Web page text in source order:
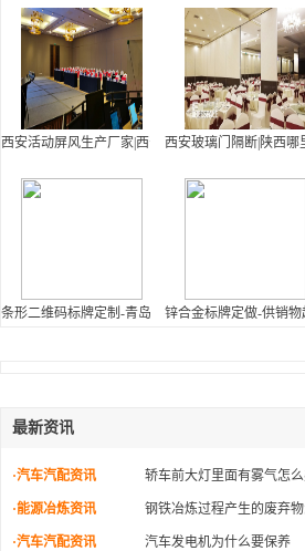
西安活动屏风生产厂家|西安物超所值的活动隔断
西安玻璃门隔断|陕西
条形二维码标牌定制-青岛百利标牌供应质量好的条
锌合金标牌定做-供销
最新资讯
·汽车汽配资讯 轿车前大灯里面有雾气怎
·能源冶炼资讯 钢铁冶炼过程产生的废弃
·汽车汽配资讯 汽车发电机为什么要保养